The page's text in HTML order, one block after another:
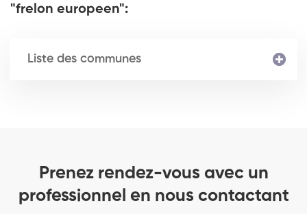
"frelon europeen":
Liste des communes
Prenez rendez-vous avec un
professionnel en nous contactant